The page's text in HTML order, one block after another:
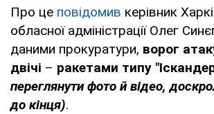
Про це повідомив керівник
обласної адміністрації Олег
даними прокуратури, ворог
двічі – ракетами типу
переглянути фото й відео,
до кінця).